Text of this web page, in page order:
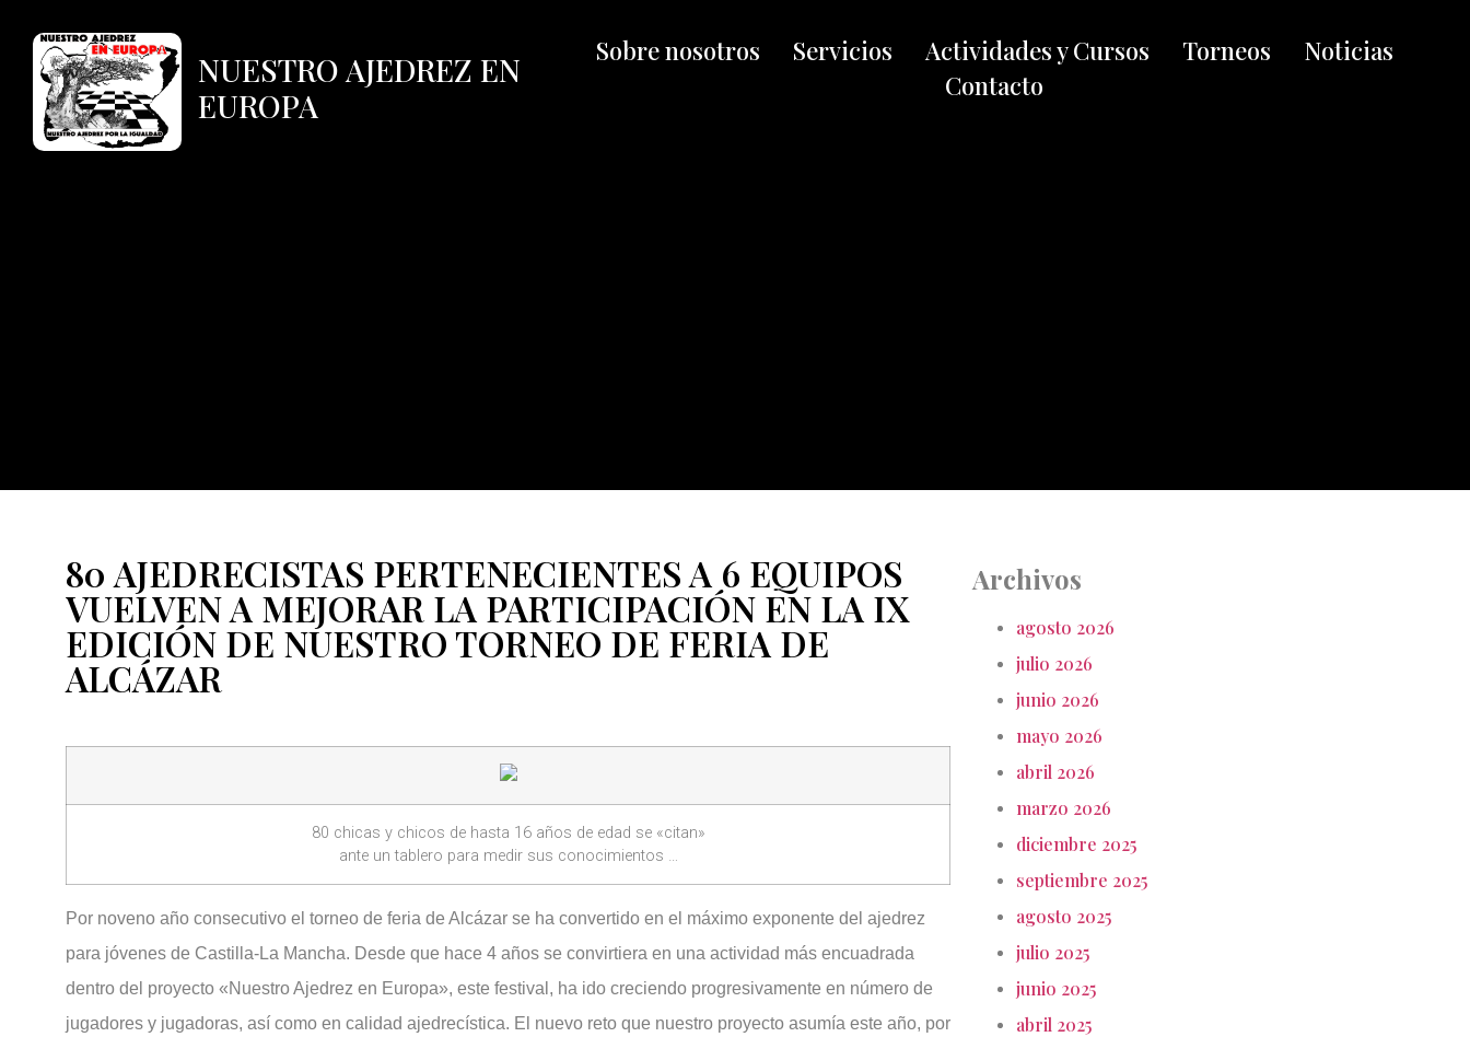
NUESTRO AJEDREZ EN
EUROPA
Sobre nosotros Servicios Actividades y Cursos Torneos
Noticias
Contacto
80 AJEDRECISTAS PERTENECIENTES A 6 EQUIPOS
VUELVEN A MEJORAR LA PARTICIPACIÓN EN LA IX
EDICIÓN DE NUESTRO TORNEO DE FERIA DE
ALCÁZAR
80 chicas y chicos de hasta 16 años de edad se «citan»
ante un tablero para medir sus conocimientos …
Por noveno año consecutivo el torneo de feria de Alcázar se ha convertido en el máximo exponente del ajedrez
para jóvenes de Castilla-La Mancha. Desde que hace 4 años se convirtiera en una actividad más encuadrada
dentro del proyecto «Nuestro Ajedrez en Europa», este festival, ha ido creciendo progresivamente en número de
jugadores y jugadoras, así como en calidad ajedrecística. El nuevo reto que nuestro proyecto asumía este año, por
Archivos
agosto 2026
julio 2026
junio 2026
mayo 2026
abril 2026
marzo 2026
diciembre 2025
septiembre 2025
agosto 2025
julio 2025
junio 2025
abril 2025